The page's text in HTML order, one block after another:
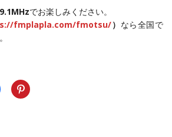
でお楽しみください。
fmplapla.com/fmotsu/） なら全国で